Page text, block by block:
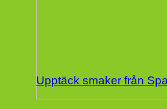
Upptäck smaker från